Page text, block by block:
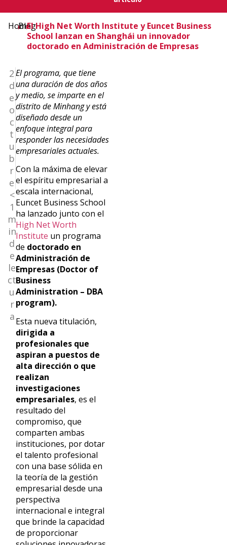
Home
BlogEl High Net Worth Institute y Euncet Business
School lanzan en Shanghái un innovador
doctorado en Administración de Empresas
2
d
e
o
c
t
u
b
r
e
<
1
m
in
d
e
le
ct
u
r
a
El programa, que tiene
una duración de dos años
y medio, se imparte en el
distrito de Minhang y está
diseñado desde un
enfoque integral para
responder las necesidades
empresariales actuales.
Con la máxima de elevar
el espíritu empresarial a
escala internacional,
Euncet Business School
ha lanzado junto con el
High Net Worth
Institute un programa
de doctorado en
Administración de
Empresas (Doctor of
Business
Administration – DBA
program).
Esta nueva titulación,
dirigida a
profesionales que
aspiran a puestos de
alta dirección o que
realizan
investigaciones
empresariales, es el
resultado del
compromiso, que
comparten ambas
instituciones, por dotar
el talento profesional
con una base sólida en
la teoría de la gestión
empresarial desde una
perspectiva
internacional e integral
que brinde la capacidad
de proporcionar